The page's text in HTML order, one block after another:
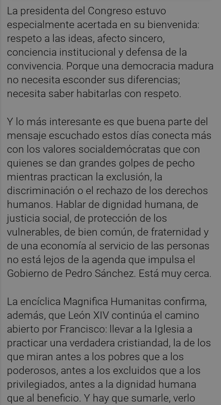
La presidenta del Congreso estuvo
especialmente acertada en su bienvenida:
respeto a las ideas, afecto sincero,
conciencia institucional y defensa de la
convivencia. Porque una democracia madura
no necesita esconder sus diferencias;
necesita saber habitarlas con respeto.
Y lo más interesante es que buena parte del
mensaje escuchado estos días conecta más
con los valores socialdemócratas que con
quienes se dan grandes golpes de pecho
mientras practican la exclusión, la
discriminación o el rechazo de los derechos
humanos. Hablar de dignidad humana, de
justicia social, de protección de los
vulnerables, de bien común, de fraternidad y
de una economía al servicio de las personas
no está lejos de la agenda que impulsa el
Gobierno de Pedro Sánchez. Está muy cerca.
La encíclica Magnifica Humanitas confirma,
además, que León XIV continúa el camino
abierto por Francisco: llevar a la Iglesia a
practicar una verdadera cristiandad, la de los
que miran antes a los pobres que a los
poderosos, antes a los excluidos que a los
privilegiados, antes a la dignidad humana
que al beneficio. Y hay que sumarle, verlo